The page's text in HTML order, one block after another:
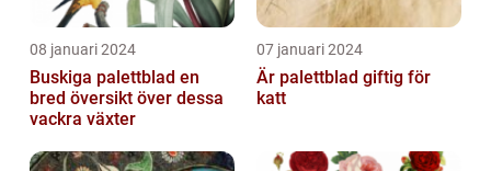
08 januari 2024
Buskiga palettblad en
bred översikt över dessa
vackra växter
07 januari 2024
Är palettblad giftig för
katt